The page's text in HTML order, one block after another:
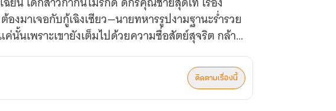
งมาเจอกับกู้เฉิงเซียว—นายทหารรูปงามฐานะร่ำรวย
นเพราะเขายังเต็มไปด้วยความซื่อสัตย์สุจริต กล้า
ติดตามเรื่องนี้